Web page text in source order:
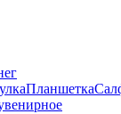
Планшетка